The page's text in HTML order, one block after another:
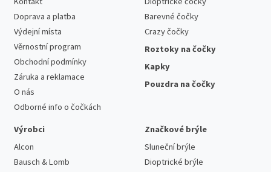
Doprava a platba
Výdejní místa
Věrnostní program
Obchodní podmínky
Záruka a reklamace
O nás
Odborné info o čočkách
Barevné čočky
Crazy čočky
Roztoky na čočky
Kapky
Pouzdra na čočky
Výrobci
Alcon
Bausch & Lomb
Značkové brýle
Sluneční brýle
Dioptrické brýle